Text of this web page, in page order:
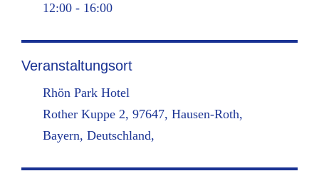
12:00 - 16:00
Veranstaltungsort
Rhön Park Hotel
Rother Kuppe 2, 97647, Hausen-Roth,
Bayern, Deutschland,